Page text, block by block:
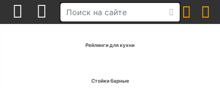
Рейлинги для кухни
Стойки барные